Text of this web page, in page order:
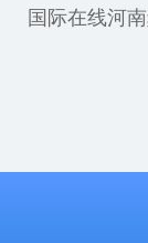
国际在线河